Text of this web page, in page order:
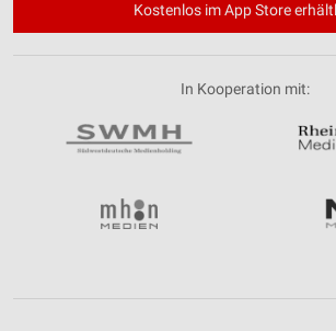
Kostenlos im App Store
In Kooperation mit: